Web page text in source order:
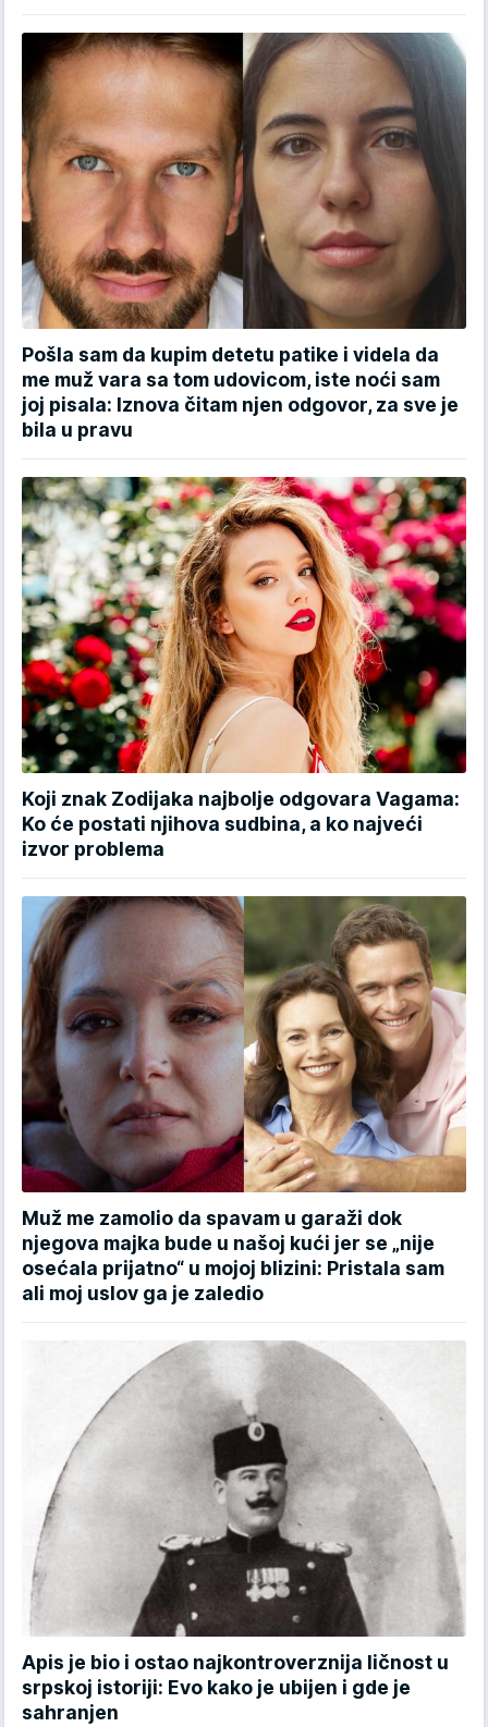
Pošla sam da kupim detetu patike i videla da
me muž vara sa tom udovicom, iste noći sam
joj pisala: Iznova čitam njen odgovor, za sve je
bila u pravu
Koji znak Zodijaka najbolje odgovara Vagama:
Ko će postati njihova sudbina, a ko najveći
izvor problema
Muž me zamolio da spavam u garaži dok
njegova majka bude u našoj kući jer se „nije
osećala prijatno“ u mojoj blizini: Pristala sam
ali moj uslov ga je zaledio
Apis je bio i ostao najkontroverznija ličnost u
srpskoj istoriji: Evo kako je ubijen i gde je
sahranjen